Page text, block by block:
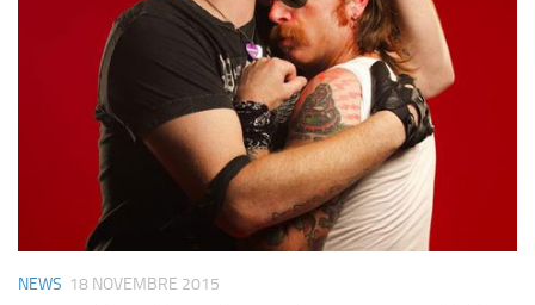
NEWS 18 NOVEMBRE 2015